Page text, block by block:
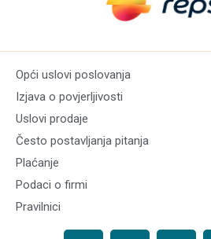
Opći uslovi poslovanja
Izjava o povjerljivosti
Uslovi prodaje
Često postavljanja pitanja
Plaćanje
Podaci o firmi
Pravilnici